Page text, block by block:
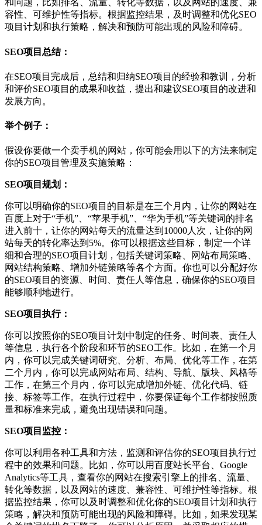
和问题，比如排名、流量、转化等数据，以及网站的速度、兼
容性、可维护性等指标。根据监控结果，及时调整和优化SEO
项目计划和执行策略，解决和预防可能出现的风险和障碍。
SEO项目总结：
在SEO项目完成后，总结和归纳SEO项目的经验和教训，分析
和评价SEO项目的成果和收益，提出和建议SEO项目的改进和
发展方向。
举个例子：
假设你要做一个卖手机的网站，你可能会用以下的方法来制定
你的SEO项目管理及实施策略：
SEO项目规划：
你可以明确你的SEO项目的目标是在三个月内，让你的网站在
百度上对于“手机”、“苹果手机”、“华为手机”等关键词的排名
进入前十，让你的网站每天的流量达到10000人次，让你的网
站每天的转化率达到5%。你可以根据这些目标，制定一个详
细和合理的SEO项目计划，包括关键词策略、网站布局策略、
网站结构策略、增加外链策略等各个方面。你也可以分配好你
的SEO项目的资源、时间、责任人等信息，确保你的SEO项目
能够顺利地进行。
SEO项目执行：
你可以按照你的SEO项目计划中制定的任务、时间表、责任人
等信息，执行各个阶段和环节的SEO工作。比如，在第一个月
内，你可以完成关键词研究、分析、布局、优化等工作，在第
二个月内，你可以完成网站布局、结构、导航、版块、风格等
工作，在第三个月内，你可以完成增加外链、优化代码、链
接、标签等工作。在执行过程中，你要保证每个工作都按照质
量和标准来完成，避免出现错误和问题。
SEO项目监控：
你可以利用各种工具和方法，监测和评估你的SEO项目执行过
程中的效果和问题。比如，你可以用百度站长平台、Google
Analytics等工具，查看你的网站在搜索引擎上的排名、流量、
转化等数据，以及网站的速度、兼容性、可维护性等指标。根
据监控结果，你可以及时调整和优化你的SEO项目计划和执行
策略，解决和预防可能出现的风险和障碍。比如，如果发现某